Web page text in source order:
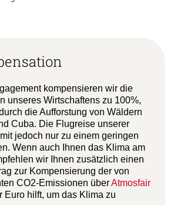
kompensieren wir die
unseres Wirtschaftens zu 100%,
die Aufforstung von Wäldern
Cuba. Die Flugreise unserer
jedoch nur zu einem geringen
Wenn auch Ihnen das Klima am
wir Ihnen zusätzlich einen
zur Kompensierung der von
CO2-Emissionen überAtmosfair
Euro hilft, um das Klima zu